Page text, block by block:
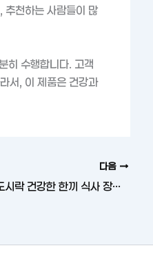
추천하는 사람들이 많
히 수행합니다. 고객
서, 이 제품은 건강과
다음
단백질 풍부한 키토도시락 건강한 한끼 식사 장단점 구매 후기